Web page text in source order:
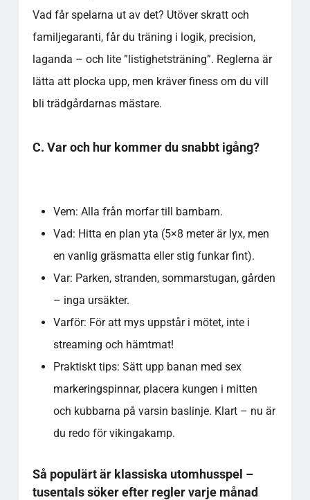
Vad får spelarna ut av det? Utöver skratt och
familjegaranti, får du träning i logik, precision,
laganda – och lite ”listighetsträning”. Reglerna är
lätta att plocka upp, men kräver finess om du vill
bli trädgårdarnas mästare.
C. Var och hur kommer du snabbt igång?
Vem: Alla från morfar till barnbarn.
Vad: Hitta en plan yta (5×8 meter är lyx, men
en vanlig gräsmatta eller stig funkar fint).
Var: Parken, stranden, sommarstugan, gården
– inga ursäkter.
Varför: För att mys uppstår i mötet, inte i
streaming och hämtmat!
Praktiskt tips: Sätt upp banan med sex
markeringspinnar, placera kungen i mitten
och kubbarna på varsin baslinje. Klart – nu är
du redo för vikingakamp.
Så populärt är klassiska utomhusspel –
tusentals söker efter regler varje månad